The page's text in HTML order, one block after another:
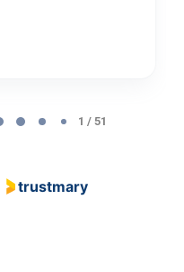
1 / 51
trustmary